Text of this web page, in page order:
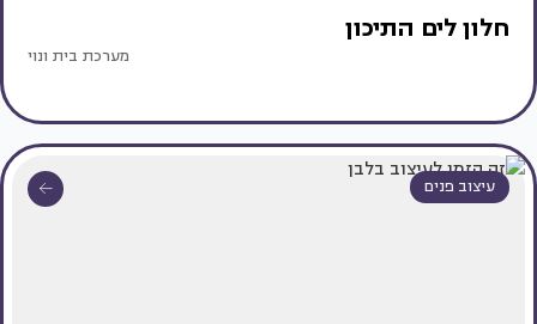
חלון לים התיכון
מערכת בית ונוי
עיצוב פנים